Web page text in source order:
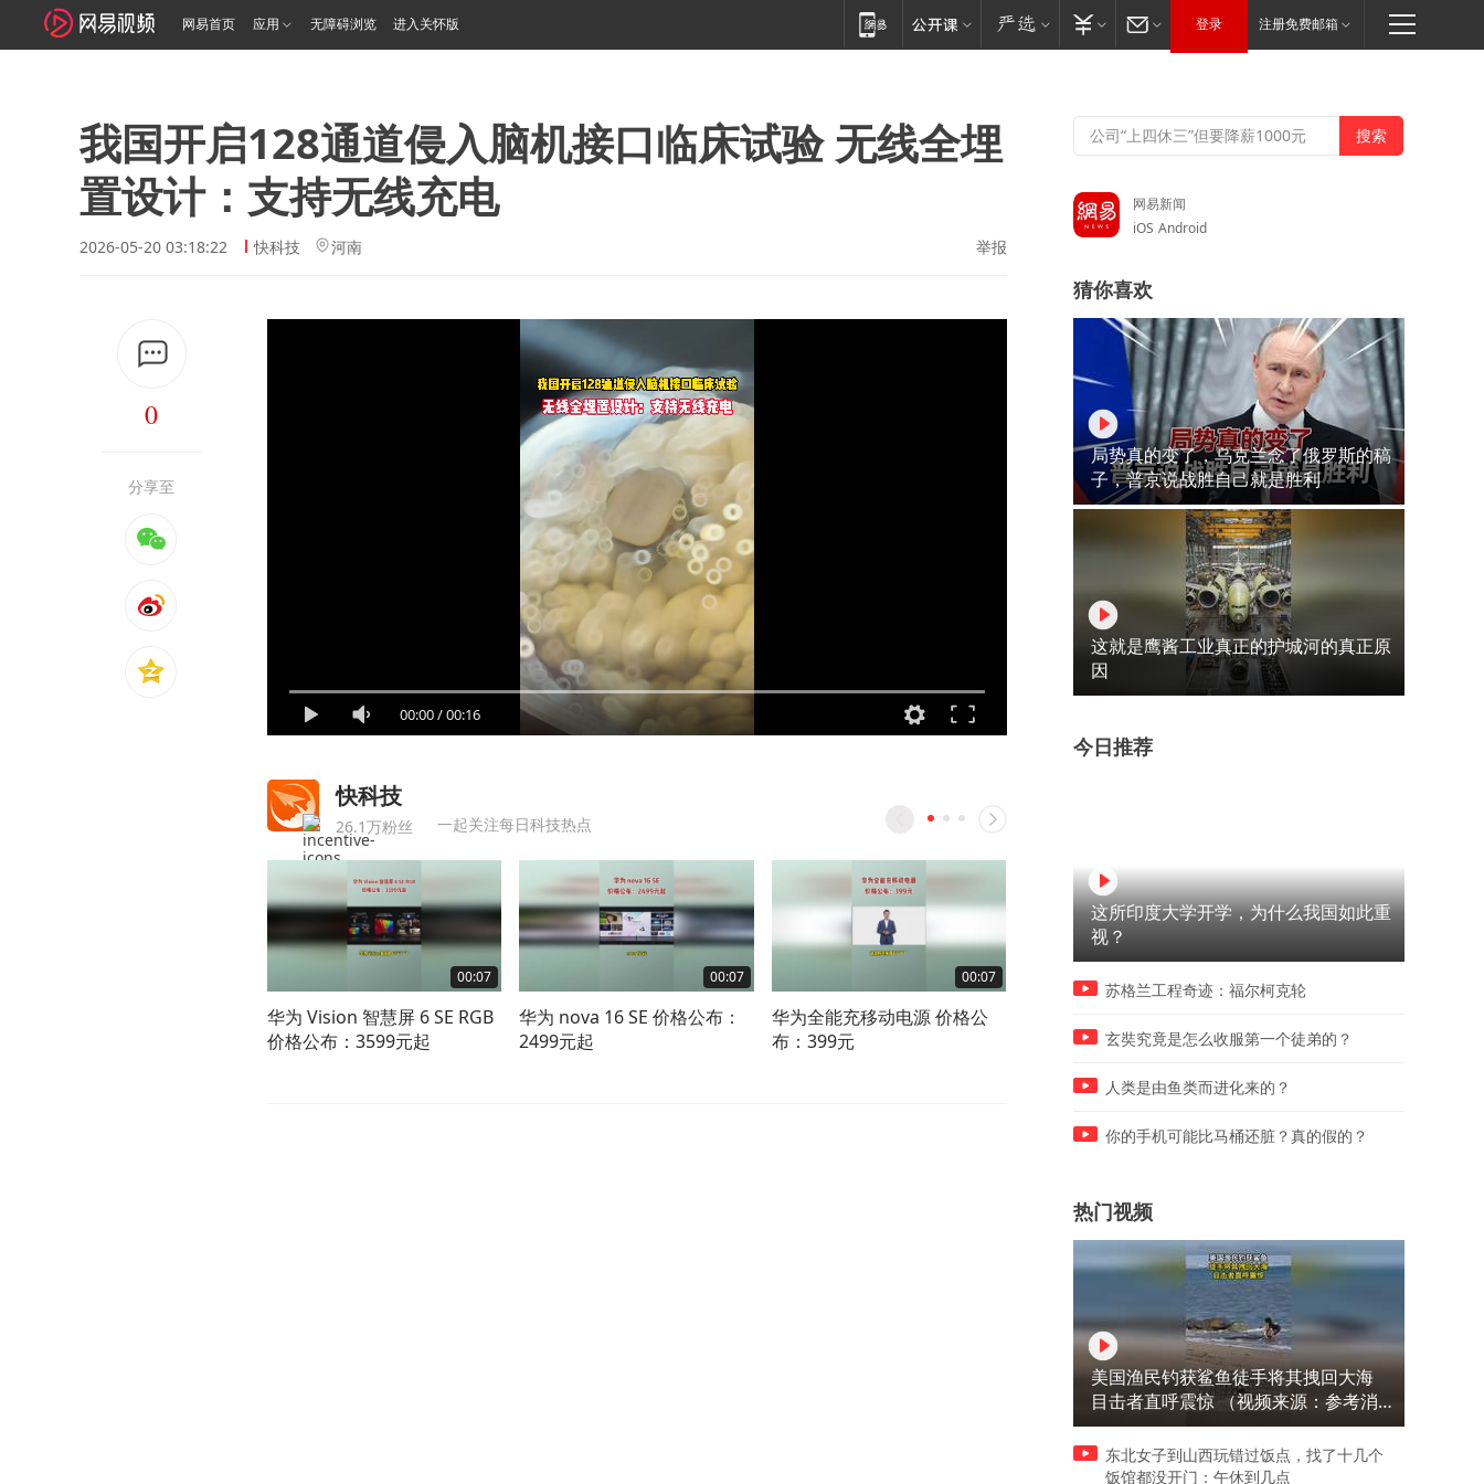
网易首页 应用 无障碍浏览 进入关怀版 登录 注册免费邮箱
我国开启128通道侵入脑机接口临床试验 无线全埋
置设计：支持无线充电
2026-05-20 03:18:22 快科技 河南 举报
0
分享至
00:00/00:16
快科技
26.1万粉丝 一起关注每日科技热点
00:07
华为 Vision 智慧屏 6 SE RGB
价格公布：3599元起
00:07
华为 nova 16 SE 价格公布：
2499元起
00:07
华为全能充移动电源 价格公
布：399元
垒，iPad Pro/Air成功运行
价！iPhone、手表、耳机全
网易新闻
iOS Android
猜你喜欢
局势真的变了，乌克兰念了俄罗斯的稿
子，普京说战胜自己就是胜利
这就是鹰酱工业真正的护城河的真正原
因
今日推荐
这所印度大学开学，为什么我国如此重
视？
苏格兰工程奇迹：福尔柯克轮
玄奘究竟是怎么收服第一个徒弟的？
人类是由鱼类而进化来的？
你的手机可能比马桶还脏？真的假的？
热门视频
美国渔民钓获鲨鱼徒手将其拽回大海
目击者直呼震惊 （视频来源：参考消
息）
东北女子到山西玩错过饭点，找了十几个
饭馆都没开门：午休到几点